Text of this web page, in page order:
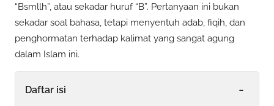
“Bsmllh”, atau sekadar huruf “B”. Pertanyaan ini bukan
sekadar soal bahasa, tetapi menyentuh adab, fiqih, dan
penghormatan terhadap kalimat yang sangat agung
dalam Islam ini.
Daftar isi -